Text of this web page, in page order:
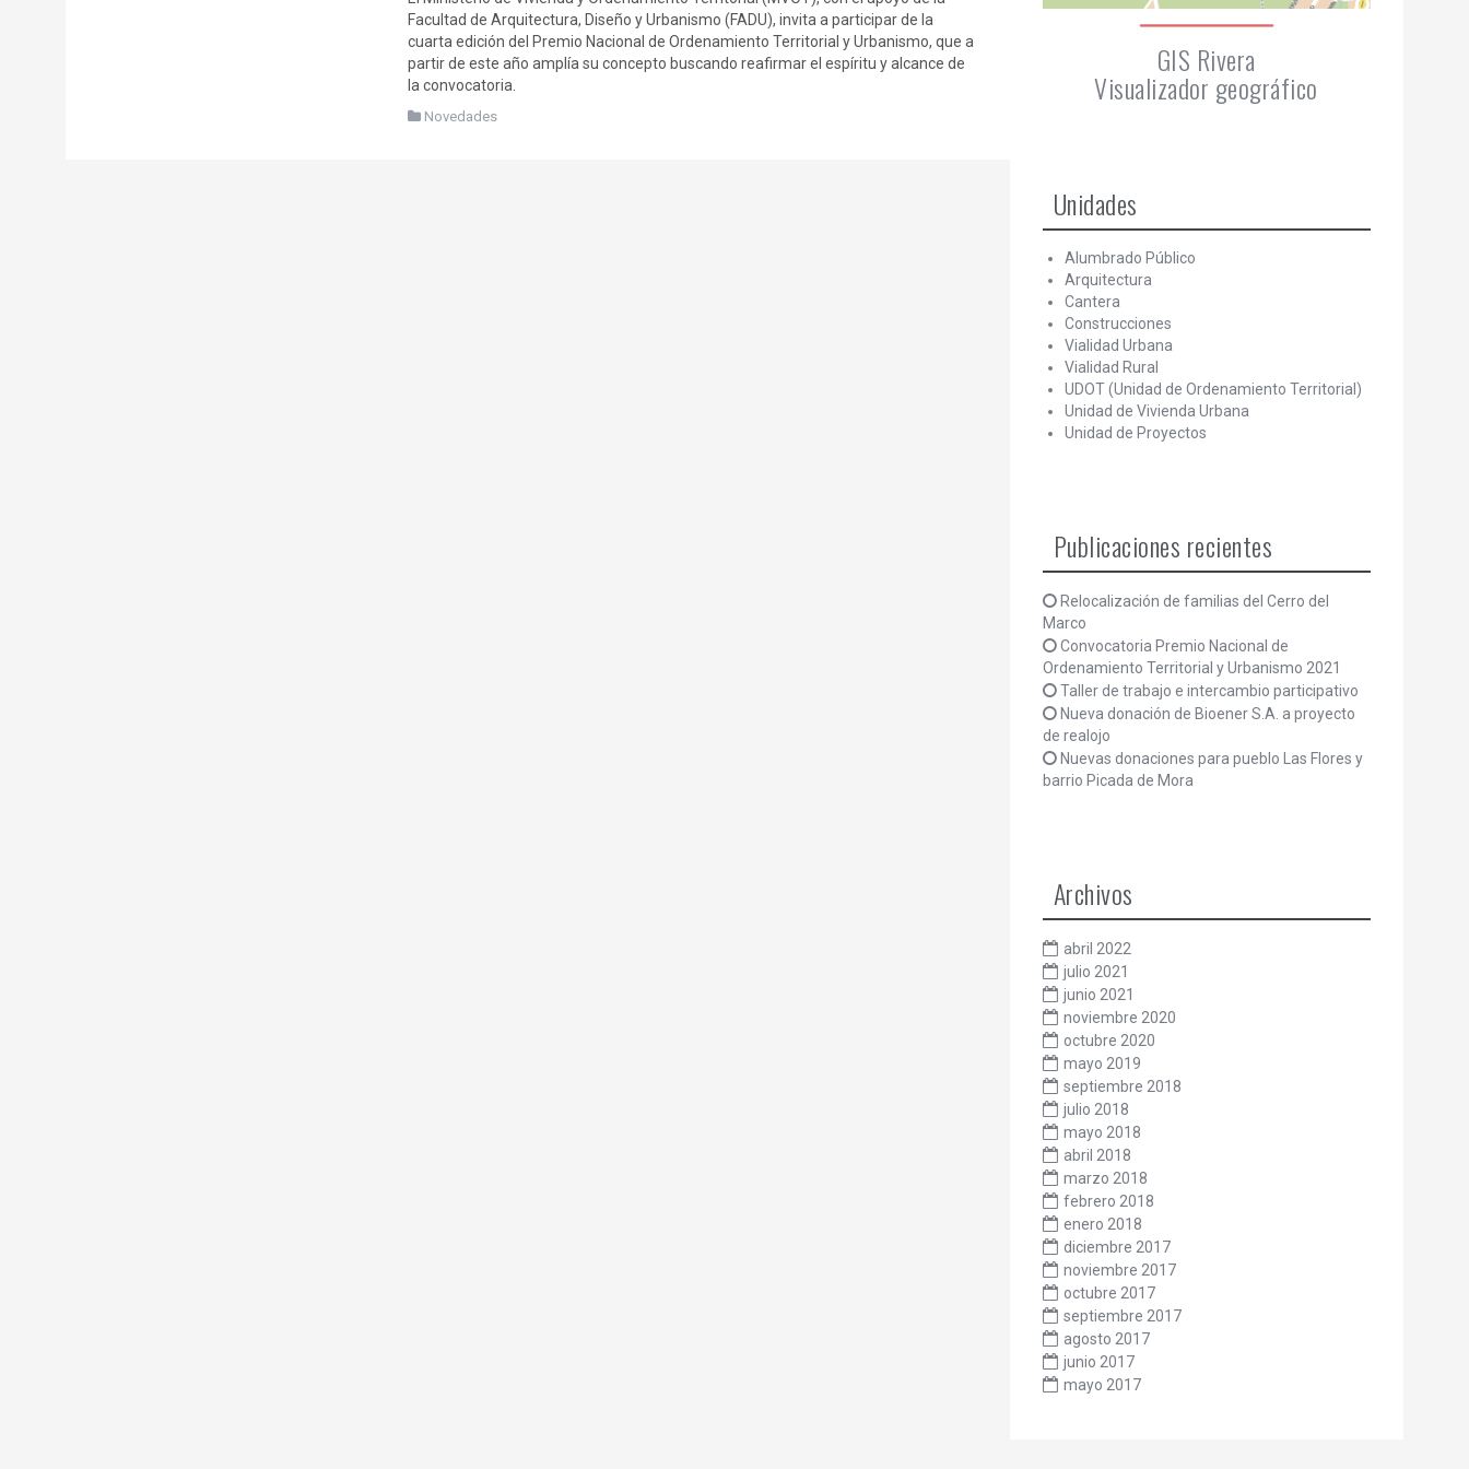
Facultad de Arquitectura, Diseño y Urbanismo (FADU), invita a participar de la
cuarta edición del Premio Nacional de Ordenamiento Territorial y Urbanismo, que a
partir de este año amplía su concepto buscando reafirmar el espíritu y alcance de
la convocatoria.
Novedades
GIS Rivera
Visualizador geográfico
Unidades
Alumbrado Público
Arquitectura
Cantera
Construcciones
Vialidad Urbana
Vialidad Rural
UDOT (Unidad de Ordenamiento Territorial)
Unidad de Vivienda Urbana
Unidad de Proyectos
Publicaciones recientes
Relocalización de familias del Cerro del
Marco
Convocatoria Premio Nacional de
Ordenamiento Territorial y Urbanismo 2021
Taller de trabajo e intercambio participativo
Nueva donación de Bioener S.A. a proyecto
de realojo
Nuevas donaciones para pueblo Las Flores y
barrio Picada de Mora
Archivos
abril 2022
julio 2021
junio 2021
noviembre 2020
octubre 2020
mayo 2019
septiembre 2018
julio 2018
mayo 2018
abril 2018
marzo 2018
febrero 2018
enero 2018
diciembre 2017
noviembre 2017
octubre 2017
septiembre 2017
agosto 2017
junio 2017
mayo 2017